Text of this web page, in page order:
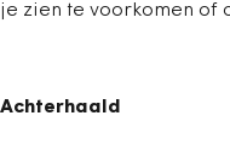
je zien te voorkomen of
Achterhaald